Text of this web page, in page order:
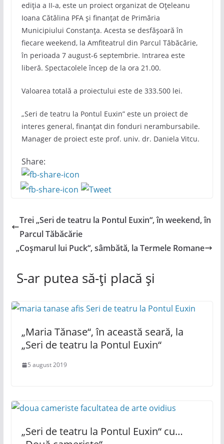
ediția a II-a, este un proiect organizat de Oțeleanu
Ioana Cătălina PFA și finanțat de Primăria
Municipiului Constanța. Acesta se desfășoară în
fiecare weekend, la Amfiteatrul din Parcul Tăbăcărie,
în perioada 7 august-6 septembrie. Intrarea este
liberă. Spectacolele încep de la ora 21.00.
Valoarea totală a proiectului este de 333.500 lei.
„Seri de teatru la Pontul Euxin” este un proiect de
interes general, finanțat din fonduri nerambursabile.
Manager de proiect este prof. univ. dr. Daniela Vitcu.
Share:
Trei „Seri de teatru la Pontul Euxin“, în weekend, în
Parcul Tăbăcărie
„Coșmarul lui Puck“, sâmbătă, la Termele Romane
S-ar putea să-ți placă și
„Maria Tănase“, în această seară, la
„Seri de teatru la Pontul Euxin“
5 august 2019
„Seri de teatru la Pontul Euxin“ cu…